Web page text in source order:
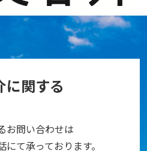
に関する
お問い合わせは
て承っております。